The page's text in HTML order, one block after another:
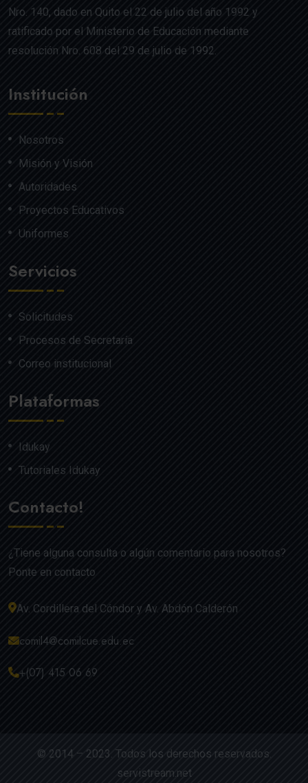
Nro. 140, dado en Quito el 22 de julio del año 1992 y
ratificado por el Ministerio de Educación mediante
resolución Nro. 608 del 29 de julio de 1992.
Institución
Nosotros
Misión y Visión
Autoridades
Proyectos Educativos
Uniformes
Servicios
Solicitudes
Procesos de Secretaría
Correo institucional
Plataformas
Idukay
Tutoriales Idukay
Contacto!
¿Tiene alguna consulta o algún comentario para nosotros?
Ponte en contacto
Av. Cordillera del Cóndor y Av. Abdón Calderón
comil4@comilcue.edu.ec
+(07) 415 06 69
© 2014 – 2023. Todos los derechos reservados.
servistream.net